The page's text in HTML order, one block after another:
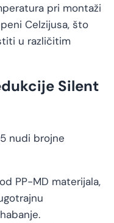
pri montaži
Celzijusa, što
u različitim
Silent
nudi brojne
PP-MD materijala,